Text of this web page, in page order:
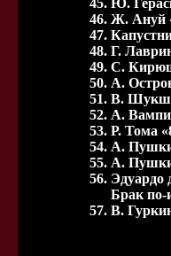
Ю.
Ж. Ануй
Г.
С.
А.
В.
А.
Р. Тома
А.
А.
Эдуардо
Брак по-
В.